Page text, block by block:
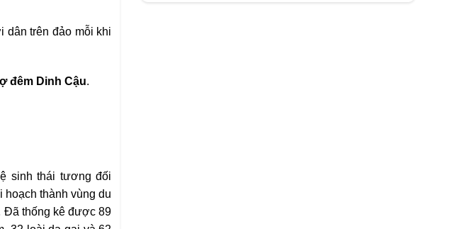
dân trên đảo mỗi khi
đêm Dinh Cậu.
sinh thái tương đối
hoạch thành vùng du
Đã thống kê được 89